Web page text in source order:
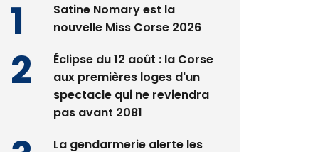
Satine Nomary est la
nouvelle Miss Corse 2026
Éclipse du 12 août : la Corse
aux premières loges d'un
spectacle qui ne reviendra
pas avant 2081
La gendarmerie alerte les